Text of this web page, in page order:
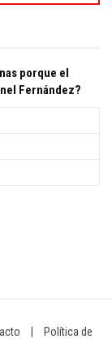
porque el
Fernández?
|
Política de